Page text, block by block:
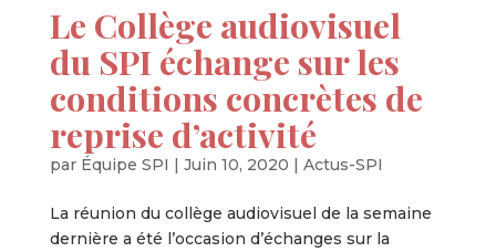
Le Collège audiovisuel
du SPI échange sur les
conditions concrètes de
reprise d’activité
par Équipe SPI | Juin 10, 2020 | Actus-SPI
La réunion du collège audiovisuel de la semaine
dernière a été l’occasion d’échanges sur la